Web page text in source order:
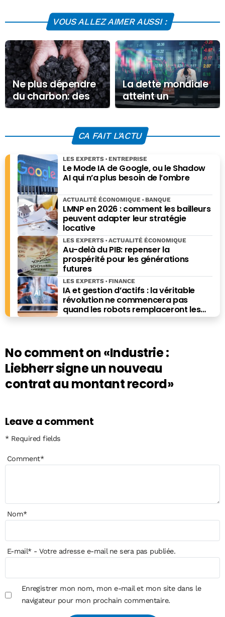
VOUS ALLEZ AIMER AUSSI :
Ne plus dépendre
du charbon: des
régions
bâtissent un
avenir durable
avec le soutien de
l’UE
La dette mondiale
atteint un
nouveau record et
milliards
CA FAIT L'ACTU
Le Mode IA de Google, ou le Shadow
AI qui n’a plus besoin de l’ombre
LES EXPERTS ENTREPRISE
LMNP en 2026 : comment les bailleurs
peuvent adapter leur stratégie
locative
ACTUALITÉ ÉCONOMIQUE BANQUE
Au-delà du PIB: repenser la
prospérité pour les générations
futures
LES EXPERTS ACTUALITÉ ÉCONOMIQUE
IA et gestion d’actifs : la véritable
révolution ne commencera pas
quand les robots remplaceront les
financiers. Elle commencera quand ils
LES EXPERTS FINANCE
No comment on«Industrie :
Liebherr signe un nouveau
contrat au montant record»
Leave a comment
* Required fields
Comment*
Nom*
E-mail*- Votre adresse e-mail ne sera pas publiée.
Enregistrer mon nom, mon e-mail et mon site dans le
navigateur pour mon prochain commentaire.